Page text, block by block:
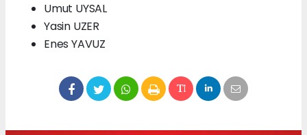
Umut UYSAL
Yasin UZER
Enes YAVUZ